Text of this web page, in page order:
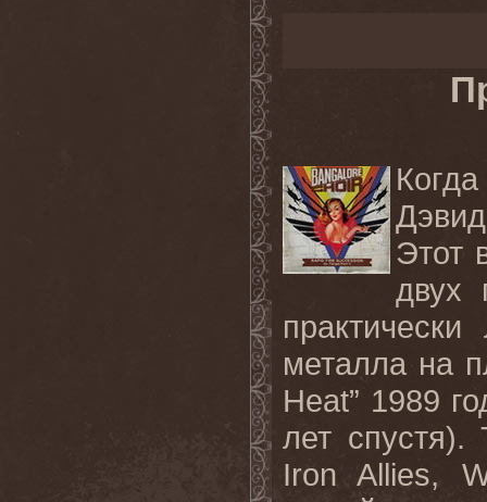
Этот
двух
металла на
Heat” 1989
лет спустя).
Iron Allies,